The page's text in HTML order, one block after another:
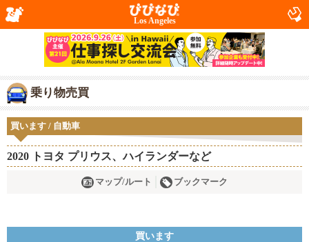
Los Angeles
乗り物売買
買います / 自動車
2020 トヨタ プリウス、ハイランダーなど
マップ/ルート ブックマーク
買います